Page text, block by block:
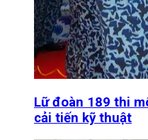
Lữ đoàn 189 thi
cải tiến kỹ thuật